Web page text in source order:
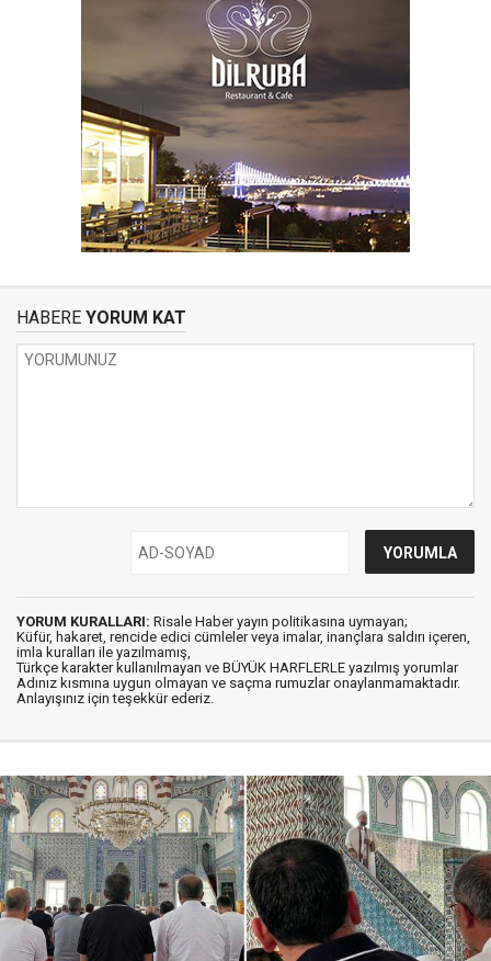
HABERE YORUM KAT
YORUM KURALLARI: Risale Haber yayın politikasına uymayan;
Küfür, hakaret, rencide edici cümleler veya imalar, inançlara saldırı içeren,
imla kuralları ile yazılmamış,
Türkçe karakter kullanılmayan ve BÜYÜK HARFLERLE yazılmış yorumlar
Adınız kısmına uygun olmayan ve saçma rumuzlar onaylanmamaktadır.
Anlayışınız için teşekkür ederiz.